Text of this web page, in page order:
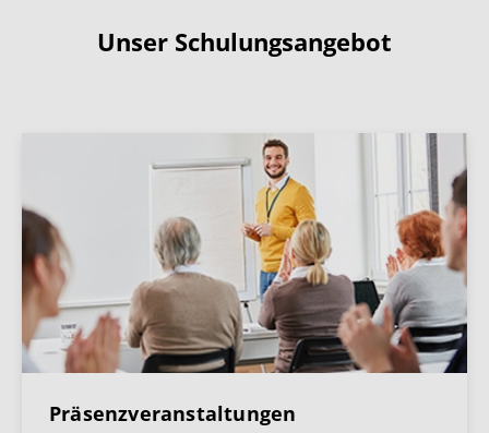
Unser Schulungsangebot
Präsenzveranstaltungen